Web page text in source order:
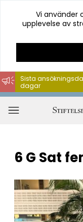
Hoppa
till
innehåll
Vi använder
upplevelse av
Sista
dagar
6 G Sat